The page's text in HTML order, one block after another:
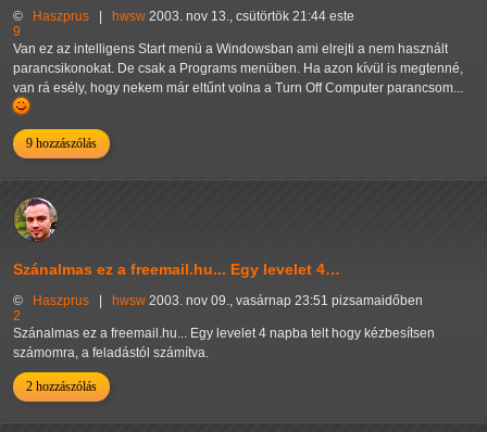
© Haszprus | hwsw 2003. nov 13., csütörtök 21:44 este
9
Van ez az intelligens Start menü a Windowsban ami elrejti a nem használt
parancsikonokat. De csak a Programs menüben. Ha azon kívül is megtenné,
van rá esély, hogy nekem már eltűnt volna a Turn Off Computer parancsom...
9 hozzászólás
Szánalmas ez a freemail.hu... Egy levelet 4…
© Haszprus | hwsw 2003. nov 09., vasárnap 23:51 pizsamaidőben
2
Szánalmas ez a freemail.hu... Egy levelet 4 napba telt hogy kézbesítsen
számomra, a feladástól számítva.
2 hozzászólás